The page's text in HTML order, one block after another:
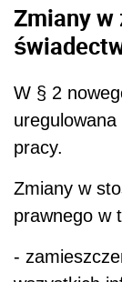
Zmiany
W § 2
uregulowana
pracy.
Zmiany w
prawnego w
-